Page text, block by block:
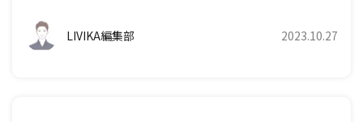
LIVIKA編集部 2023.10.27